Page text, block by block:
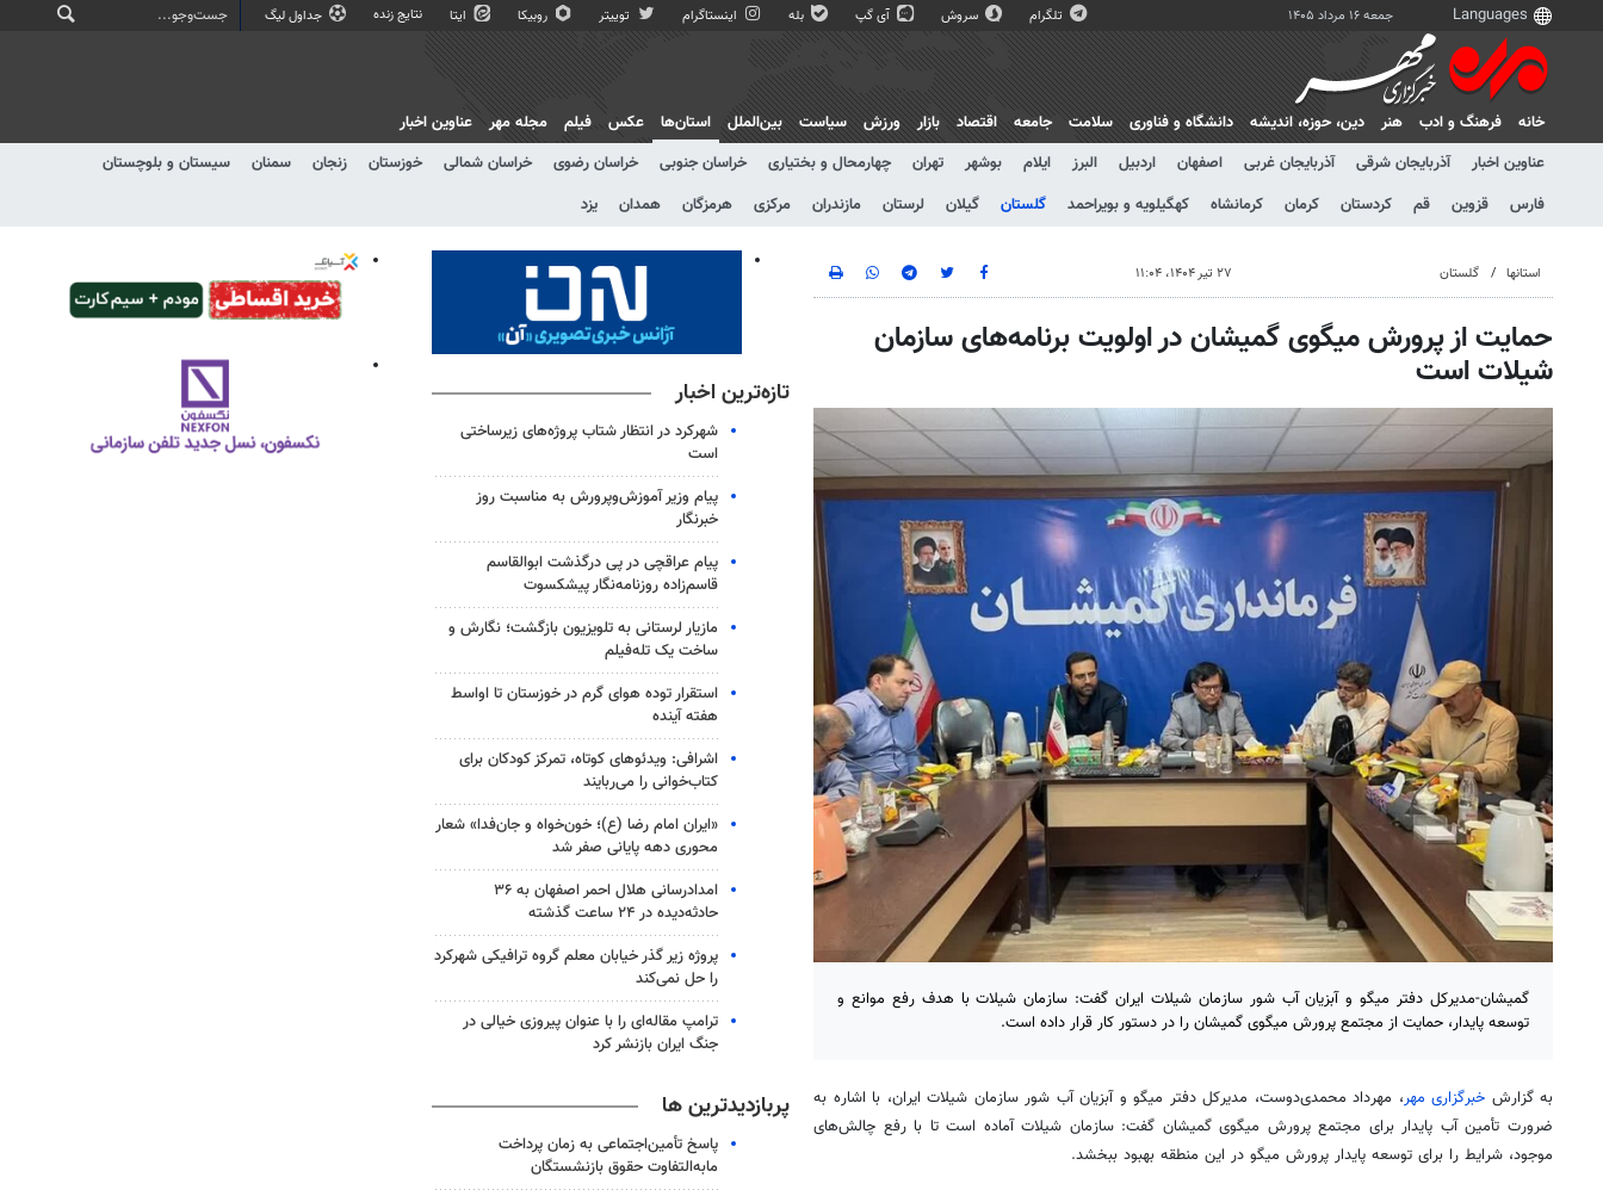
جمعه ۱۶ مرداد ۱۴۰۵ تلگرام سروش آی گپ بله اینستاگرام توییتر روبیکا ایتا نتایج زنده جداول لیگ
خانه فرهنگ و ادب هنر دين، حوزه، انديشه دانشگاه و فناوری سلامت جامعه اقتصاد بازار ورزش سیاست بین‌الملل
استان‌ها
عناوین اخبار
آذربایجان شرقی آذربایجان غربی اصفهان اردبیل البرز ایلام بوشهر تهران چهارمحال و بختیاری خراسان جنوبی خراسان رضوی خراسان شمالی خوزستان زنجان سمنان
سیستان و بلوچستان
فارس
قزوین قم کردستان کرمان کرمانشاه کهگیلویه و بویراحمد گلستان گیلان لرستان مازندران مرکزی هرمزگان همدان یزد
عکس فیلم مجله مهر عناوین اخبار
استانها گلستان ۲۷ تیر ۱۴۰۴، ۱۱:۰۴
حمایت از پرورش میگوی گمیشان در اولویت برنامه‌های سازمان
شیلات است
گمیشان-مدیرکل دفتر میگو و آبزیان آب شور سازمان شیلات ایران گفت: سازمان شیلات با هدف رفع موانع و
توسعه پایدار، حمایت از مجتمع پرورش میگوی گمیشان را در دستور کار قرار داده است.
به گزارش خبرگزاری مهر، مهرداد محمدی‌دوست، مدیرکل دفتر میگو و آبزیان آب شور سازمان شیلات ایران، با اشاره به
ضرورت تأمین آب پایدار برای مجتمع پرورش میگویگمیشان گفت: سازمان شیلات آماده است تا با رفع چالش‌های
موجود، شرایط را برای توسعه پایدار پرورش میگو در این منطقه بهبود ببخشد.
تازه‌ترین اخبار
شهرکرد در انتظار شتاب پروژه‌های زیرساختی
است
پیام وزیر آموزش‌وپرورش به مناسبت روز
خبرنگار
پیام عراقچی در پی درگذشت ابوالقاسم
قاسم‌زاده روزنامه‌نگار پیشکسوت
مازیار لرستانی به تلویزیون بازگشت؛ نگارش و
ساخت یک تله‌فیلم
استقرار توده هوای گرم در خوزستان تا اواسط
هفته آینده
اشرافی: ویدئوهای کوتاه، تمرکز کودکان برای
کتاب‌خوانی را می‌ربایند
«ایران امام رضا (ع)؛ خون‌خواه و جان‌فدا» شعار
محوری دهه پایانی صفر شد
امدادرسانی هلال احمر اصفهان به ۳۶
حادثه‌دیده در ۲۴ ساعت گذشته
پروژه زیر گذر خیابان معلم گروه ترافیکی شهرکرد
را حل نمی‌کند
ترامپ مقاله‌ای را با عنوان پیروزی خیالی در
جنگ ایران بازنشر کرد
پربازدیدترین ها
پاسخ تأمین‌اجتماعی به زمان پرداخت
مابه‌التفاوت حقوق بازنشستگان